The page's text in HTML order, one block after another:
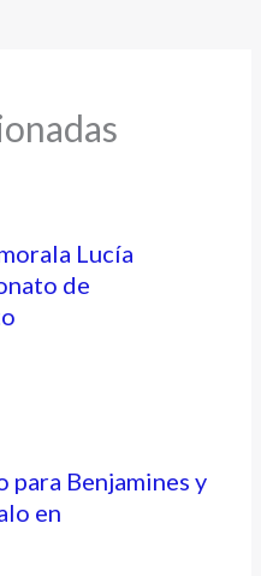
Lucía
de
para Benjamines y
en